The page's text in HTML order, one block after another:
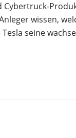
Cybertruck-
wissen,
seine